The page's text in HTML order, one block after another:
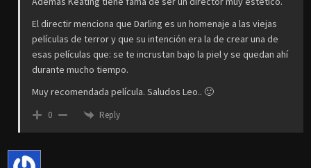
Fhercho06 Reply toLEO 10 years ago
Como diría su director es un terror mas allá de la comprensión.
Ademas Keating tiene fama de ser un director muy estético.
El directir menciona que Darling es un homenaje a las viejas
películas de terror y que su intención era la de crear una de
durante mucho tiempo.